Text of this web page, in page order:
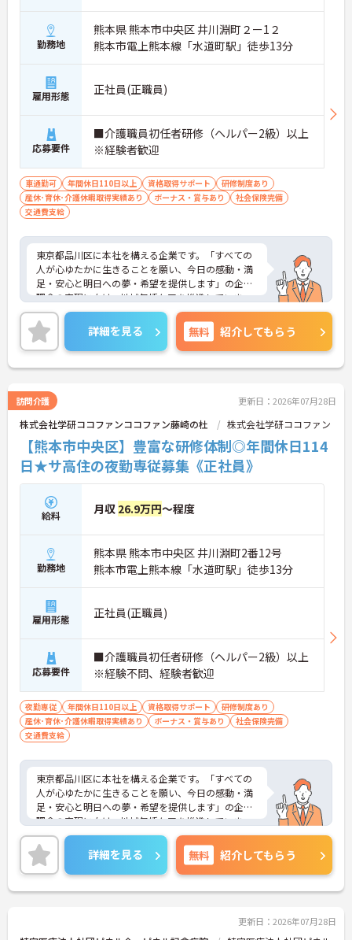
勤務地
熊本県 熊本市中央区 井川淵町２ー1２
熊本市電上熊本線「水道町駅」徒歩13分
雇用形態 正社員(正職員)
応募要件
■介護職員初任者研修（ヘルパー2級）以上
※経験者歓迎
車通勤可 年間休日110日以上 資格取得サポート
研修制度あり
産休･育休･介護休暇取得実績あり
ボーナス・賞与あり
社会保険完備
交通費支給
東京都品川区に本社を構える企業です。「すべての
人が心ゆたかに生きることを願い、今日の感動・満
足・安心と明日への夢・希望を提供します」の企業
理念の実現に向け、地域包括ケアを推進していま
す。
ご興味のある方には、面接対策ポイントなど、さら
に詳細をお話しいたしますのでお気軽にご相談くだ
さい！
詳細を見る 無料 紹介してもらう
訪問介護 更新日：2026年07月28日
株式会社学研ココファンココファン藤崎の杜 株式会社学研ココファン
【熊本市中央区】豊富な研修体制◎年間休日114
日★サ高住の夜勤専従募集《正社員》
給料 月収 26.9万円～程度
勤務地
熊本県 熊本市中央区 井川淵町2番12号
熊本市電上熊本線「水道町駅」徒歩13分
雇用形態 正社員(正職員)
応募要件
■介護職員初任者研修（ヘルパー2級）以上
※経験不問、経験者歓迎
夜勤専従 年間休日110日以上 資格取得サポート
研修制度あり
産休･育休･介護休暇取得実績あり
ボーナス・賞与あり
社会保険完備
交通費支給
東京都品川区に本社を構える企業です。「すべての
人が心ゆたかに生きることを願い、今日の感動・満
足・安心と明日への夢・希望を提供します」の企業
理念の実現に向け、地域包括ケアを推進していま
す。
ご興味のある方には、面接対策ポイントなど、さら
に詳細をお話しいたしますのでお気軽にご相談くだ
さい！
詳細を見る 無料 紹介してもらう
更新日：2026年07月28日